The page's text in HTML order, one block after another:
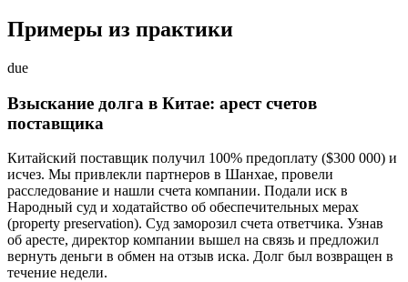
Примеры из практики
due
Взыскание долга в Китае: арест счетов
поставщика
Китайский поставщик получил 100% предоплату ($300 000) и
исчез. Мы привлекли партнеров в Шанхае, провели
расследование и нашли счета компании. Подали иск в
Народный суд и ходатайство об обеспечительных мерах
(property preservation). Суд заморозил счета ответчика. Узнав
об аресте, директор компании вышел на связь и предложил
вернуть деньги в обмен на отзыв иска. Долг был возвращен в
течение недели.